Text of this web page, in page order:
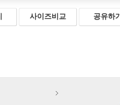
사이즈비교 공유하기